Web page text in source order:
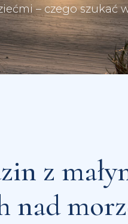
– czego
z
nad